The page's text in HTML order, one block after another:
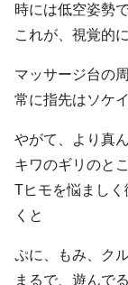
時には低空姿勢
これが、視覚的
マッサージ台の
常に指先はソケ
やがて、より真
キワのギリのと
Tヒモを悩まし
くと
ぷに、もみ、ク
まるで、遊んで